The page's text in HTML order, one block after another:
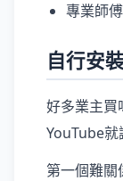
專業師
自行安
好多業主買
YouTube就
第一個難關